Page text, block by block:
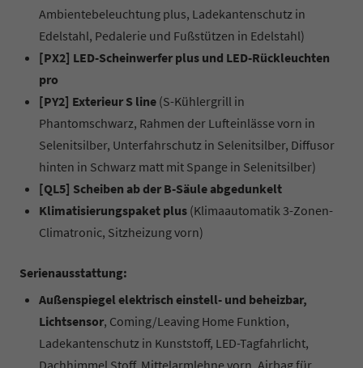
Ambientebeleuchtung plus, Ladekantenschutz in
Edelstahl, Pedalerie und Fußstützen in Edelstahl)
[PX2] LED-Scheinwerfer plus und LED-Rückleuchten
pro
[PY2] Exterieur S line (S-Kühlergrill in
Phantomschwarz, Rahmen der Lufteinlässe vorn in
Selenitsilber, Unterfahrschutz in Selenitsilber, Diffusor
hinten in Schwarz matt mit Spange in Selenitsilber)
[QL5] Scheiben ab der B-Säule abgedunkelt
Klimatisierungspaket plus (Klimaautomatik 3-Zonen-
Climatronic, Sitzheizung vorn)
Serienausstattung:
Außenspiegel elektrisch einstell- und beheizbar,
Lichtsensor, Coming/Leaving Home Funktion,
Ladekantenschutz in Kunststoff, LED-Tagfahrlicht,
Dachhimmel Stoff, Mittelarmlehne vorn, Airbag für